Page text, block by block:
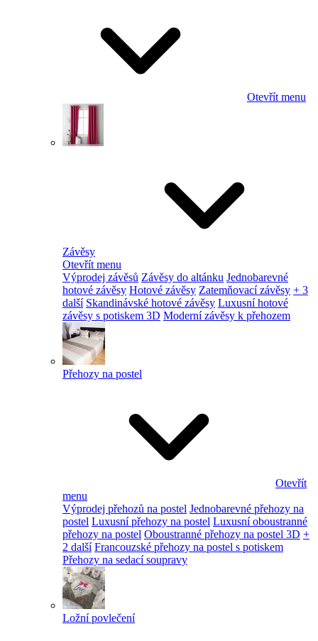
Otevřít menu
Závěsy
Otevřít menu
Výprodej závěsů Závěsy do altánku Jednobarevné
hotové závěsy Hotové závěsy Zatemňovací závěsy + 3
další Skandinávské hotové závěsy Luxusní hotové
závěsy s potiskem 3D Moderní závěsy k přehozem
Přehozy na postel
Otevřít
menu
Výprodej přehozů na postel Jednobarevné přehozy na
postel Luxusní přehozy na postel Luxusní oboustranné
přehozy na postel Oboustranné přehozy na postel 3D +
2 další Francouzské přehozy na postel s potiskem
Přehozy na sedací soupravy
Ložní povlečení